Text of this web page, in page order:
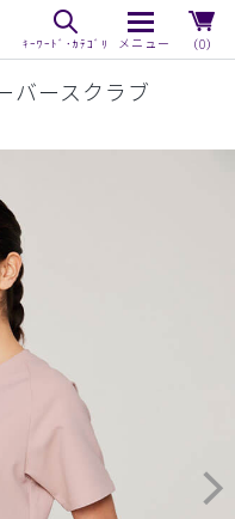
（0）
バースクラブ